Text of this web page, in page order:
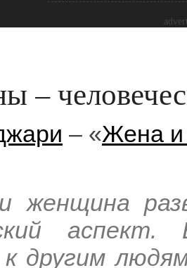
–
– «Жена и
женщина
к другим